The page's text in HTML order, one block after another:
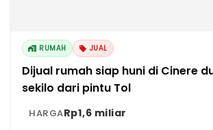
RUMAH JUAL
Dijual rumah siap huni di Cinere
sekilo dari pintu Tol
HARGARp1,6 miliar